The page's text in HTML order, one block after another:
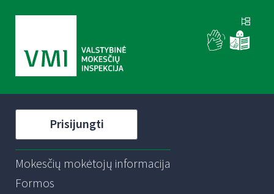
Prisijungti
Mokesčių mokėtojų informacija
Formos